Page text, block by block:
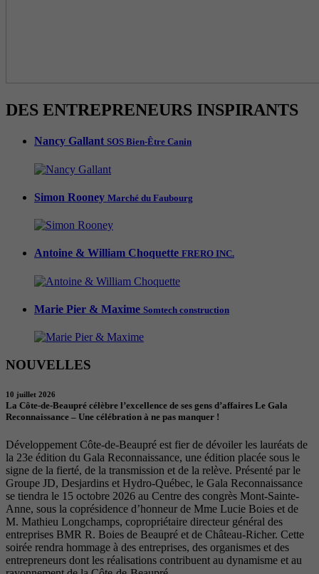
DES ENTREPRENEURS INSPIRANTS
Nancy Gallant SOS Bien-Être Canin
Simon Rooney Marché du Faubourg
Antoine & William Choquette FRERO INC.
Marie Pier & Maxime Somtech construction
NOUVELLES
10 juillet 2026
La Côte-de-Beaupré célèbre l’excellence de ses gens d’affaires Le Gala
Reconnaissance – Une célébration à ne pas manquer !
Développement Côte-de-Beaupré est fier de dévoiler les lauréats de
la 23e édition du Gala Reconnaissance, une édition placée sous le
signe de la fierté, de la transmission et de la relève. Présenté par le
Groupe JD, Desjardins et Hydro-Québec, le Gala Reconnaissance
se tiendra le 15 octobre 2026 au Centre des congrès Mont-Sainte-
Anne, sous la coprésidence d’honneur de Mme Lucie Boies et de
M. Mathieu Longchamps, copropriétaire directeur général des
entreprises BMR R. Boies de Beaupré et de Château-Richer. Cette
soirée rendra hommage à des entreprises, des organismes et des
entrepreneurs dont les réalisations contribuent au dynamisme et au